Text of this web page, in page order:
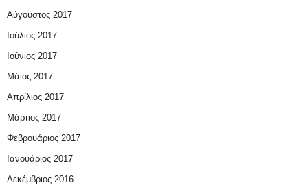
Αύγουστος 2017
Ιούλιος 2017
Ιούνιος 2017
Μάιος 2017
Απρίλιος 2017
Μάρτιος 2017
Φεβρουάριος 2017
Ιανουάριος 2017
Δεκέμβριος 2016